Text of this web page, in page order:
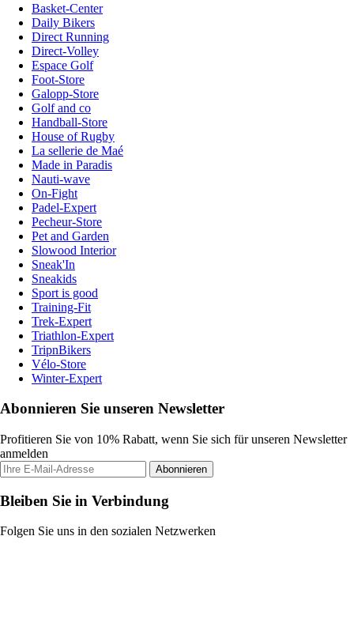
Basket-Center
Daily Bikers
Direct Running
Direct-Volley
Espace Golf
Foot-Store
Galopp-Store
Golf and co
Handball-Store
House of Rugby
La sellerie de Maé
Made in Paradis
Nauti-wave
On-Fight
Padel-Expert
Pecheur-Store
Pet and Garden
Slowood Interior
Sneak'In
Sneakids
Sport is good
Training-Fit
Trek-Expert
Triathlon-Expert
TripnBikers
Vélo-Store
Winter-Expert
Abonnieren Sie unseren Newsletter
Profitieren Sie von 10% Rabatt, wenn Sie sich für unseren Newsletter
anmelden
Abonnieren
Bleiben Sie in Verbindung
Folgen Sie uns in den sozialen Netzwerken